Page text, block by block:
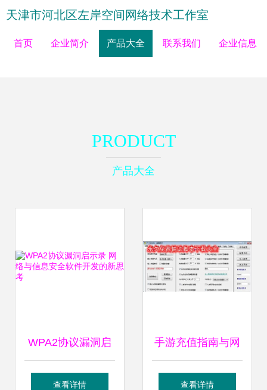
天津市河北区左岸空间网络技术工作室
首页 企业简介 产品大全 联系我们 企业信息
PRODUCT
产品大全
WPA2协议漏洞启
示录 网络与信息安
查看详情
手游充值指南与网
络游戏开发中的信
查看详情